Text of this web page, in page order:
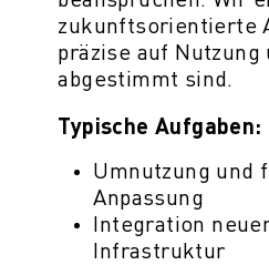
zukunftsorientierte
präzise auf Nutzung
abgestimmt sind.
Typische Aufgaben:
Umnutzung und
Anpassung
Integration
Infrastruktur